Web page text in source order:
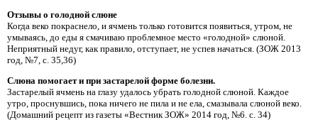
Отзывы о голодной слюне
Когда веко покраснело, и ячмень только готовится появиться, утром, не
умываясь, до еды я смачиваю проблемное место «голодной» слюной.
Неприятный недуг, как правило, отступает, не успев начаться. (ЗОЖ 2013
год, №7, с. 35,36)
Слюна помогает и при застарелой форме болезни.
Застарелый ячмень на глазу удалось убрать голодной слюной. Каждое
утро, проснувшись, пока ничего не пила и не ела, смазывала слюной веко.
(Домашний рецепт из газеты «Вестник ЗОЖ» 2014 год, №6. с. 34)